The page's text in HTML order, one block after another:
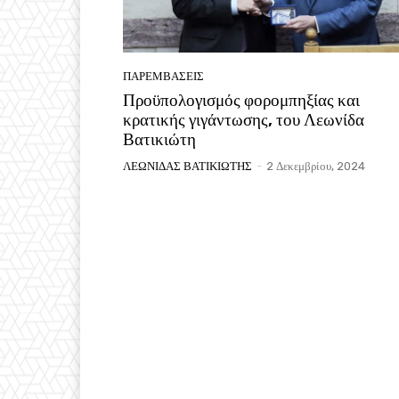
ΠΑΡΕΜΒΑΣΕΙΣ
Προϋπολογισμός φορομπηξίας και
κρατικής γιγάντωσης, του Λεωνίδα
Βατικιώτη
ΛΕΩΝΙΔΑΣ ΒΑΤΙΚΙΩΤΗΣ - 2 Δεκεμβρίου, 2024